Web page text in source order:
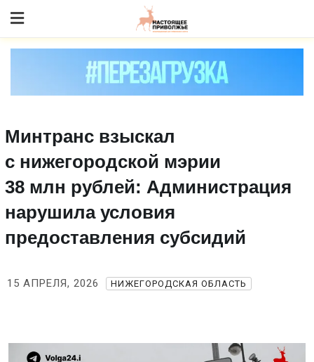
to content
Минтранс взыскал
с нижегородской мэрии
38 млн рублей: Администрация
нарушила условия
предоставления субсидий
15 АПРЕЛЯ, 2026 НИЖЕГОРОДСКАЯ ОБЛАСТЬ